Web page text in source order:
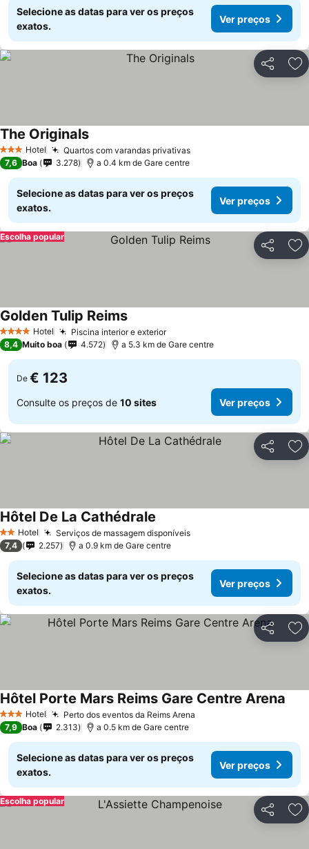
Selecione as datas para ver os preços
exatos.
Ver preços
Partilhar
3 EstrelasHotel Quartos com varandas privativas
The Originals
7,6 Boa 3.278 a 0.4 km de Gare centre
Selecione as datas para ver os preços
exatos.
Ver preços
Partilhar
Escolha popular
4 EstrelasHotel Piscina interior e exterior
Golden Tulip Reims
8,4 Muito boa 4.572 a 5.3 km de Gare centre
De € 123
Consulte os preços de 10 sites Ver preços
Partilhar
2 Estrelas
Hotel Serviços de massagem disponíveis
Hôtel De La Cathédrale
7,4 2.257 a 0.9 km de Gare centre
Selecione as datas para ver os preços
exatos.
Ver preços
Partilhar
3 EstrelasHotel Perto dos eventos da Reims Arena
Hôtel Porte Mars Reims Gare Centre Arena
7,9 Boa 2.313 a 0.5 km de Gare centre
Selecione as datas para ver os preços
exatos.
Ver preços
Partilhar
Escolha popular